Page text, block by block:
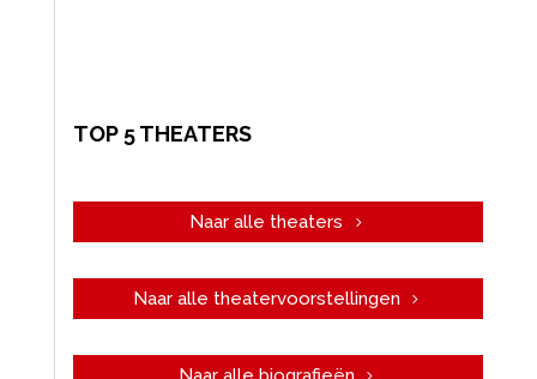
TOP 5 THEATERS
Naar alle theaters
Naar alle theatervoorstellingen